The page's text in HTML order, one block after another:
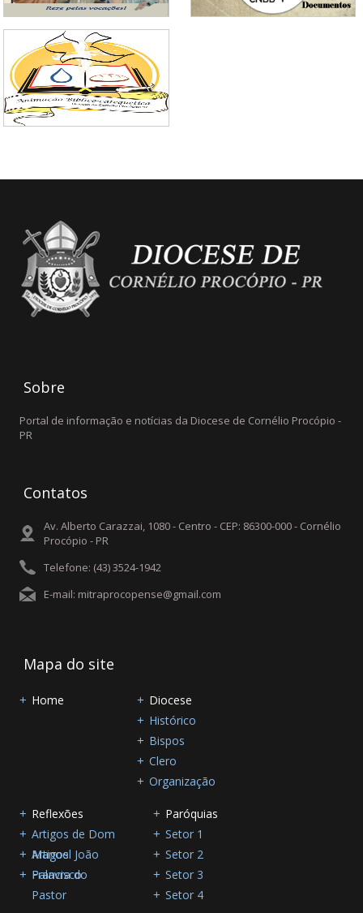
Sobre
Portal de informação e notícias da Diocese de Cornélio Procópio -
PR
Contatos
Av. Alberto Carazzai, 1080 - Centro - CEP: 86300-000 - Cornélio
Procópio - PR
Telefone: (43) 3524-1942
E-mail: mitraprocopense@gmail.com
Mapa do site
Home
Diocese
Histórico
Bispos
Clero
Organização
Reflexões
Artigos de Dom
Manoel João
Francisco
Artigos
Palavra do
Pastor
Paróquias
Setor 1
Setor 2
Setor 3
Setor 4